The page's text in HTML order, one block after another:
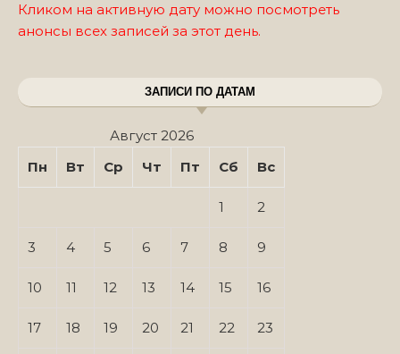
Кликом на активную дату можно посмотреть
анонсы всех записей за этот день.
ЗАПИСИ ПО ДАТАМ
Август 2026
Пн
Вт Ср Чт Пт Сб Вс
1 2
3 4 5 6 7 8 9
10 11 12 13 14 15 16
17 18 19 20 21 22 23